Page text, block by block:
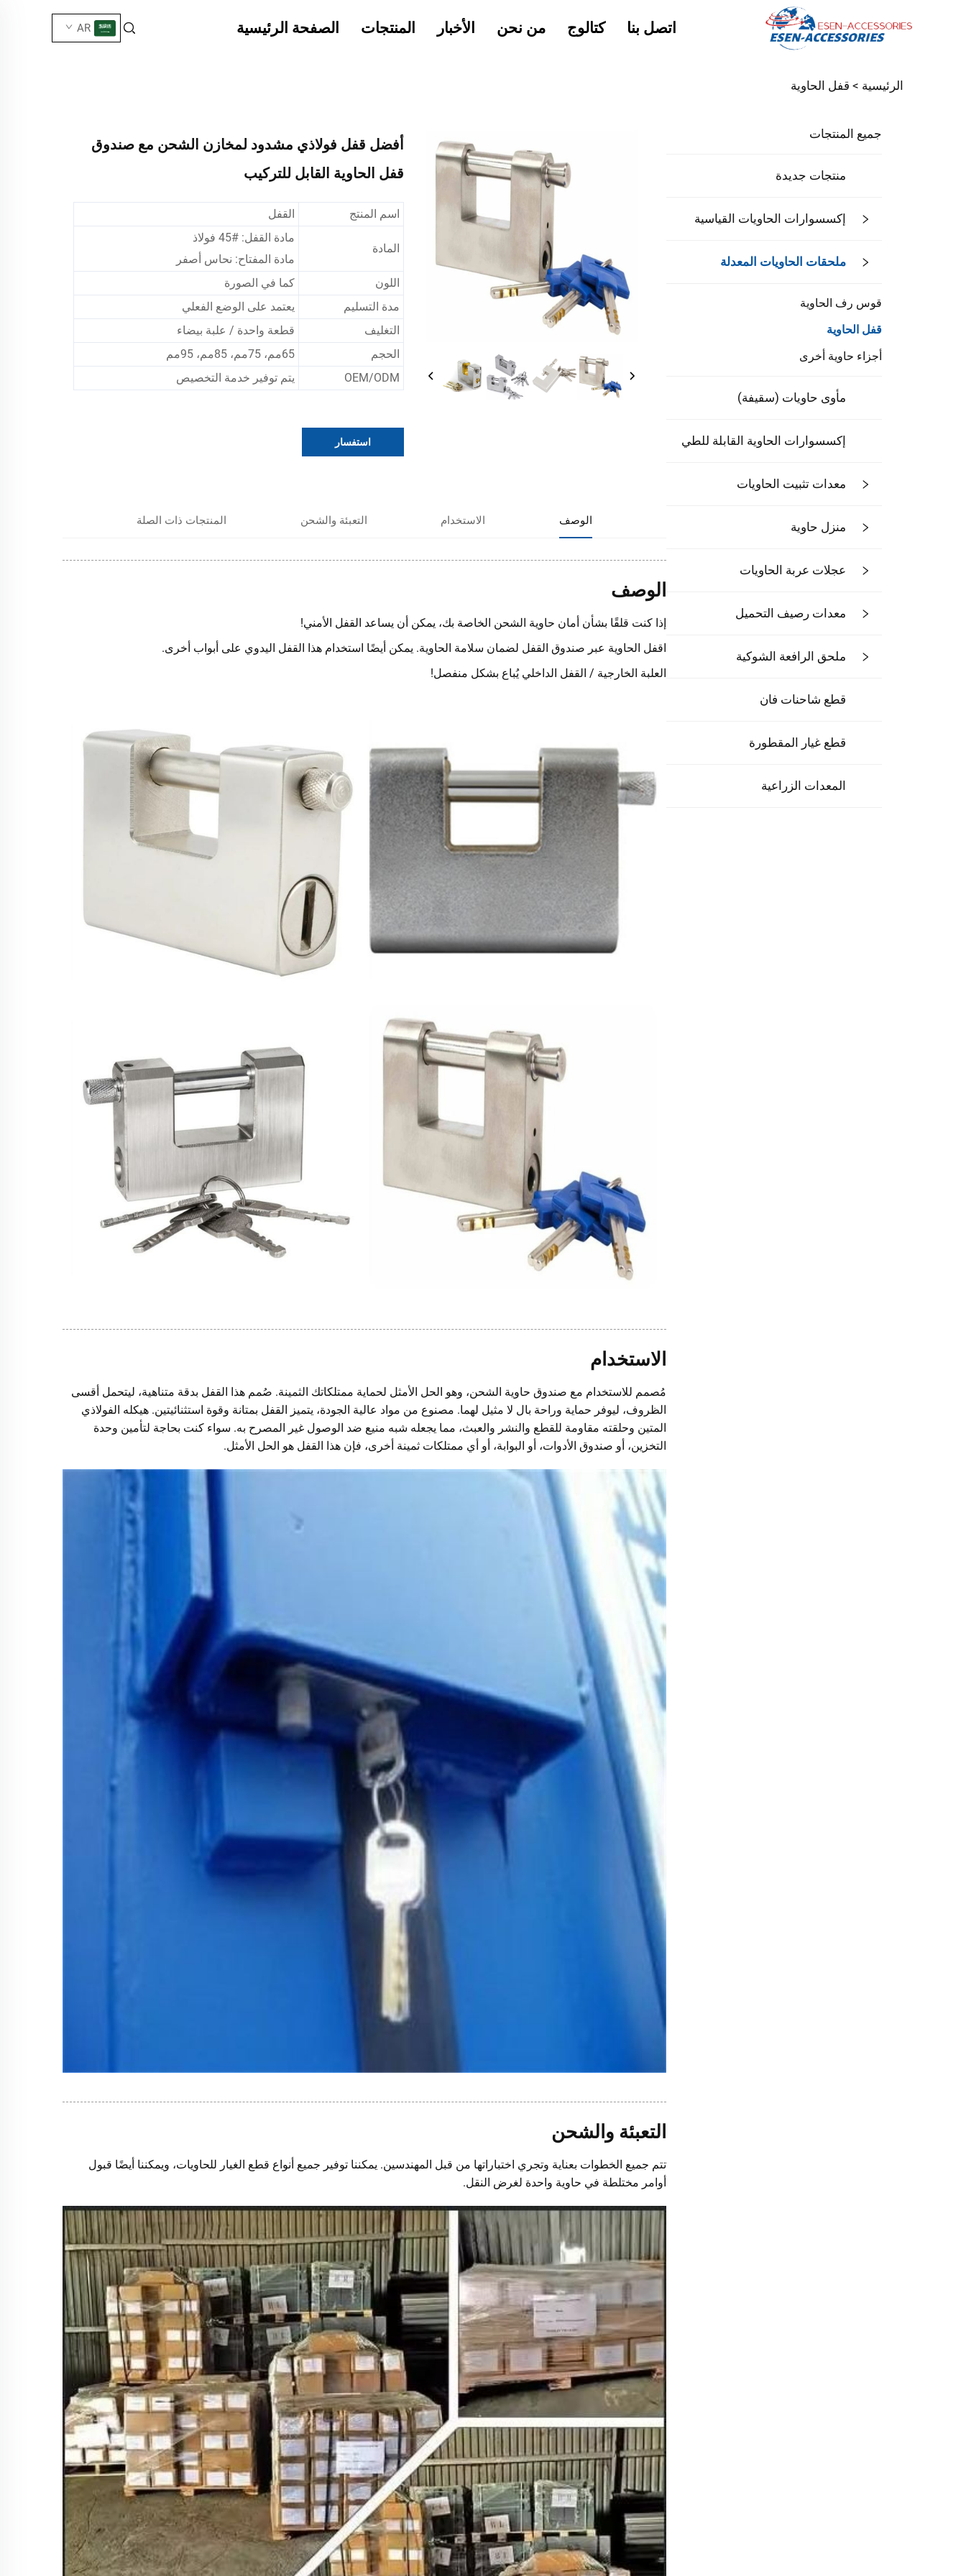
الصفحة الرئيسية المنتجات الأخبار من نحن كتالوج اتصل بنا AR
الرئيسية > قفل الحاوية
جميع المنتجات
منتجات جديدة
إكسسوارات الحاويات القياسية
ملحقات الحاويات المعدلة
قوس رف الحاوية
قفل الحاوية
أجزاء حاوية أخرى
مأوى حاويات (سقيفة)
إكسسوارات الحاوية القابلة للطي
معدات تثبيت الحاويات
منزل حاوية
عجلات عربة الحاويات
معدات رصيف التحميل
ملحق الرافعة الشوكية
قطع شاحنات فان
قطع غيار المقطورة
المعدات الزراعية
أفضل قفل فولاذي مشدود لمخازن الشحن مع صندوق
قفل الحاوية القابل للتركيب
اسم المنتج القفل
المادة
مادة القفل: #45 فولاذ
مادة المفتاح: نحاس أصفر
اللون
كما في الصورة
مدة التسليم
يعتمد على الوضع الفعلي
التغليف
قطعة واحدة / علبة بيضاء
الحجم
65مم، 75مم، 85مم، 95مم
OEM/ODM
يتم توفير خدمة التخصيص
استفسار
الوصف الاستخدام التعبئة والشحن المنتجات ذات الصلة
الوصف
إذا كنت قلقًا بشأن أمان حاوية الشحن الخاصة بك، يمكن أن يساعد القفل الأمني!
اقفل الحاوية عبر صندوق القفل لضمان سلامة الحاوية. يمكن أيضًا استخدام هذا القفل اليدوي على أبواب أخرى.
العلبة الخارجية / القفل الداخلي يُباع بشكل منفصل!
الاستخدام
مُصمم للاستخدام مع صندوق حاوية الشحن، وهو الحل الأمثل لحماية ممتلكاتك الثمينة. صُمم هذا القفل بدقة متناهية، ليتحمل أقسى
الظروف، ليوفر حماية وراحة بال لا مثيل لهما. مصنوع من مواد عالية الجودة، يتميز القفل بمتانة وقوة استثنائيتين. هيكله الفولاذي
المتين وحلقته مقاومة للقطع والنشر والعبث، مما يجعله شبه منيع ضد الوصول غير المصرح به. سواء كنت بحاجة لتأمين وحدة
التخزين، أو صندوق الأدوات، أو البوابة، أو أي ممتلكات ثمينة أخرى، فإن هذا القفل هو الحل الأمثل.
التعبئة والشحن
تتم جميع الخطوات بعناية وتجري اختباراتها من قبل المهندسين. يمكننا توفير جميع أنواع قطع الغيار للحاويات، ويمكننا أيضًا قبول
أوامر مختلطة في حاوية واحدة لغرض النقل.